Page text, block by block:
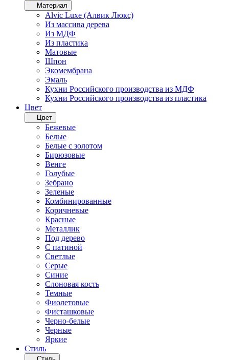
Материал
Alvic Luxe (Алвик Люкс)
Из массива дерева
Из МДФ
Из пластика
Матовые
Шпон
Экомембрана
Эмаль
Кухни Российского производства из МДФ
Кухни Российского производства из пластика
Цвет
Цвет
Бежевые
Белые
Белые с золотом
Бирюзовые
Венге
Голубые
Зебрано
Зеленые
Комбинированные
Коричневые
Красные
Металлик
Под дерево
С патиной
Светлые
Серые
Синие
Слоновая кость
Темные
Фиолетовые
Фисташковые
Черно-белые
Черные
Яркие
Стиль